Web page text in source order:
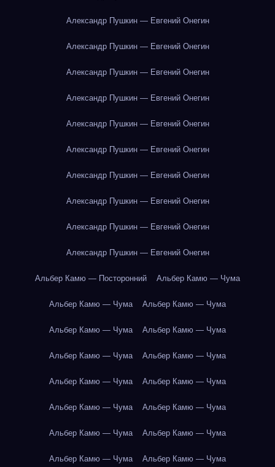
Александр Пушкин — Евгений Онегин
Александр Пушкин — Евгений Онегин
Александр Пушкин — Евгений Онегин
Александр Пушкин — Евгений Онегин
Александр Пушкин — Евгений Онегин
Александр Пушкин — Евгений Онегин
Александр Пушкин — Евгений Онегин
Александр Пушкин — Евгений Онегин
Александр Пушкин — Евгений Онегин
Александр Пушкин — Евгений Онегин
Альбер Камю — Посторонний Альбер Камю — Чума
Альбер Камю — Чума Альбер Камю — Чума
Альбер Камю — Чума Альбер Камю — Чума
Альбер Камю — Чума Альбер Камю — Чума
Альбер Камю — Чума Альбер Камю — Чума
Альбер Камю — Чума Альбер Камю — Чума
Альбер Камю — Чума Альбер Камю — Чума
Альбер Камю — Чума Альбер Камю — Чума